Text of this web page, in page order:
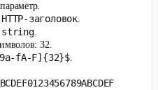
HTTP-заголовок.
string.
32.
fA-F]{32}$.